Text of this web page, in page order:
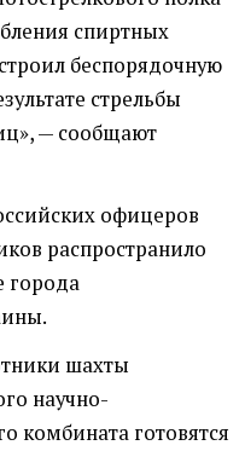
спиртных
беспорядочную
стрельбы
— сообщают
офицеров
распространило
города
шахты
научно-
комбината готовятся